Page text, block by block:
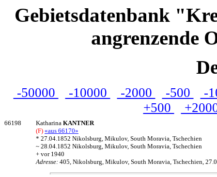
Gebietsdatenbank
angrenzende
-50000 -10000 -2000 -500
-
+500
66198 Katharina KANTNER
(F) «aus 66170»
* 27.04.1852 Nikolsburg, Mikulov, South Moravia, Tschechien
~ 28.04.1852 Nikolsburg, Mikulov, South Moravia, Tschechien
+ vor 1940
Adresse: 405, Nikolsburg, Mikulov, South Moravia, Tschechien,